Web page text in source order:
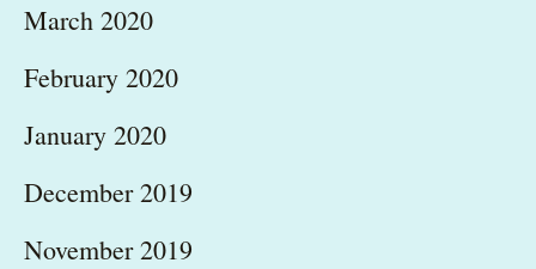
March 2020
February 2020
January 2020
December 2019
November 2019